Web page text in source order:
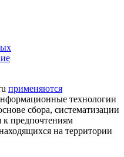
применяются
технологии
сбора, систематизации
к предпочтениям
на территории